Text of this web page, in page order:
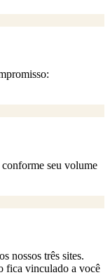
seu volume
nossos três sites.
fica vinculado a você